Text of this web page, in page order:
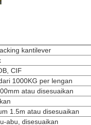
kantilever
CIF
1000KG per lengan
atau disesuaikan
1.5m atau disesuaikan
abu, disesuaikan